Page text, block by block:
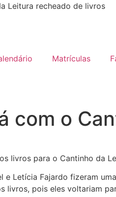
Leitura recheado de livros
Matrículas
com o
livros para o Cantinho da
e Letícia Fajardo fizeram
livros, pois eles voltariam